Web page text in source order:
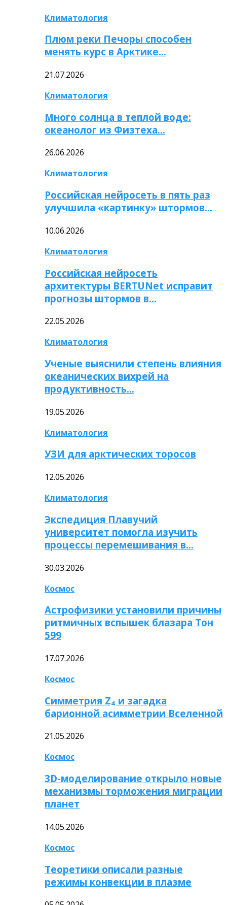
Климатология
Плюм реки Печоры способен
менять курс в Арктике…
21.07.2026
Климатология
Много солнца в теплой воде:
океанолог из Физтеха…
26.06.2026
Климатология
Российская нейросеть в пять раз
улучшила «картинку» штормов…
10.06.2026
Климатология
Российская нейросеть
архитектуры BERTUNet исправит
прогнозы штормов в…
22.05.2026
Климатология
Ученые выяснили степень влияния
океанических вихрей на
продуктивность…
19.05.2026
Климатология
УЗИ для арктических торосов
12.05.2026
Климатология
Экспедиция Плавучий
университет помогла изучить
процессы перемешивания в…
30.03.2026
Космос
Астрофизики установили причины
ритмичных вспышек блазара Тон
599
17.07.2026
Космос
Симметрия Z₄ и загадка
барионной асимметрии Вселенной
21.05.2026
Космос
3D-моделирование открыло новые
механизмы торможения миграции
планет
14.05.2026
Космос
Теоретики описали разные
режимы конвекции в плазме